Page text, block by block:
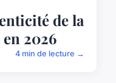
de la
2026
4 min de lecture →